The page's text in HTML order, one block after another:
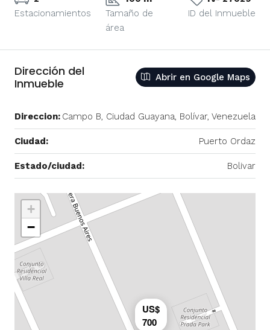
Estacionamientos
Tamaño de
área
ID del Inmueble
Dirección del
Inmueble
Abrir en Google Maps
Direccion: Campo B, Ciudad Guayana, Bolívar, Venezuela
Ciudad: Puerto Ordaz
Estado/ciudad: Bolivar
US$
700
+
−